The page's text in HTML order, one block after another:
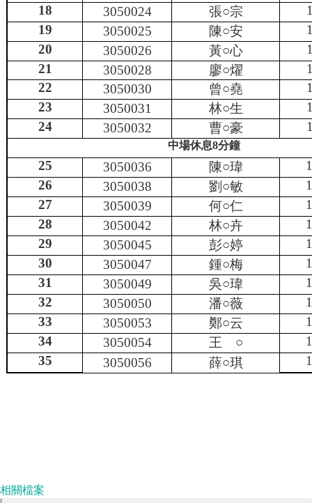
18
3050024 張○宗
19
3050025 陳○安
20
3050026 黃○心
21
3050028 廖○燿
22
3050030 曾○堯
23
3050031 林○生
24
3050032 曹○豪
中場休息8分鐘
25 3050036 陳○瑋
26
3050038 劉○敏
27
3050039 何○仁
28
3050042 林○卉
29
3050045 彭○婷
30
3050047 鍾○梅
31
3050049 吳○瑋
32
3050050 潘○薇
33
3050053 鄭○云
34
3050054 王 ○
35
3050056 薛○琪
相關檔案